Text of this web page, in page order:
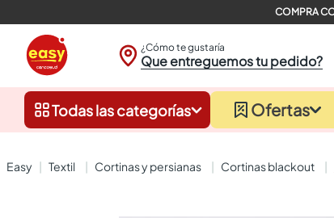
¿Cómo te gustaría
Que entreguemos tu pedido?
Todas las categorías Ofertas
textil cortinas y persianas cortinas blackout